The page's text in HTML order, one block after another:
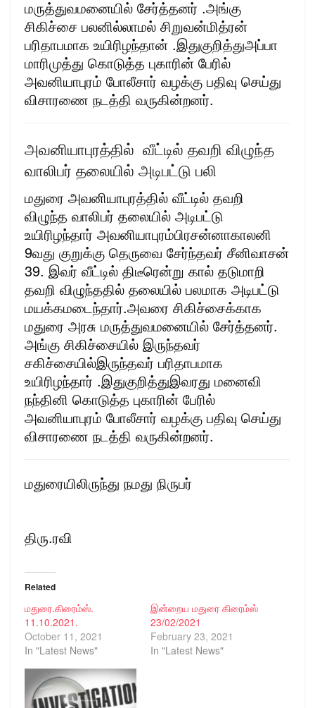
மருத்துவமனையில் சேர்த்தனர் .அங்கு
சிகிச்சை பலனில்லாமல் சிறுவன்மித்ரன்
பரிதாபமாக உயிரிழந்தான் .இதுகுறித்துஅப்பா
மாரிமுத்து கொடுத்த புகாரின் பேரில்
அவனியாபுரம் போலீசார் வழக்கு பதிவு செய்து
விசாரணை நடத்தி வருகின்றனர்.
அவனியாபுரத்தில் வீட்டில் தவறி விழுந்த
வாலிபர் தலையில் அடிபட்டு பலி
மதுரை அவனியாபுரத்தில் வீட்டில் தவறி
விழுந்த வாலிபர் தலையில் அடிபட்டு
உயிரிழந்தார் அவனியாபுரம்பிரசன்னாகாலனி
9வது குறுக்கு தெருவை சேர்ந்தவர் சீனிவாசன்
39. இவர் வீட்டில் திடீரென்று கால் தடுமாறி
தவறி விழுந்ததில் தலையில் பலமாக அடிபட்டு
மயக்கமடைந்தார்.அவரை சிகிச்சைக்காக
மதுரை அரசு மருத்துவமனையில் சேர்த்தனர்.
அங்கு சிகிச்சையில் இருந்தவர்
சகிச்சையில்இருந்தவர் பரிதாபமாக
உயிரிழந்தார் .இதுகுறித்துஇவரது மனைவி
நந்தினி கொடுத்த புகாரின் பேரில்
அவனியாபுரம் போலீசார் வழக்கு பதிவு செய்து
விசாரணை நடத்தி வருகின்றனர்.
மதுரையிலிருந்து நமது நிருபர்
திரு.ரவி
Related
மதுரை.கிரைம்ஸ்.
11.10.2021.
October 11, 2021
In "Latest News"
இன்றைய மதுரை கிரைம்ஸ்
23/02/2021
February 23, 2021
In "Latest News"